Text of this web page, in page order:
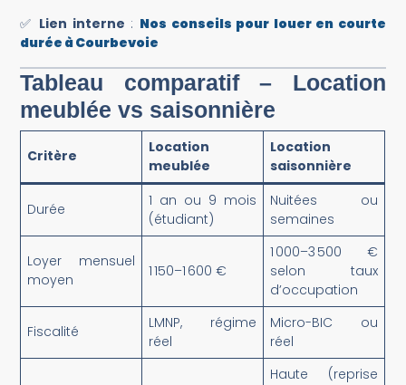
✅ Lien interne : Nos conseils pour louer en courte
durée à Courbevoie
Tableau comparatif – Location
meublée vs saisonnière
Critère
Location
meublée
Location
saisonnière
Durée
1 an ou 9 mois
(étudiant)
Nuitées ou
semaines
Loyer mensuel
moyen
1 150–1 600 €
1 000–3 500 €
selon taux
d’occupation
Fiscalité
LMNP, régime
réel
Micro-BIC ou
réel
Haute (reprise